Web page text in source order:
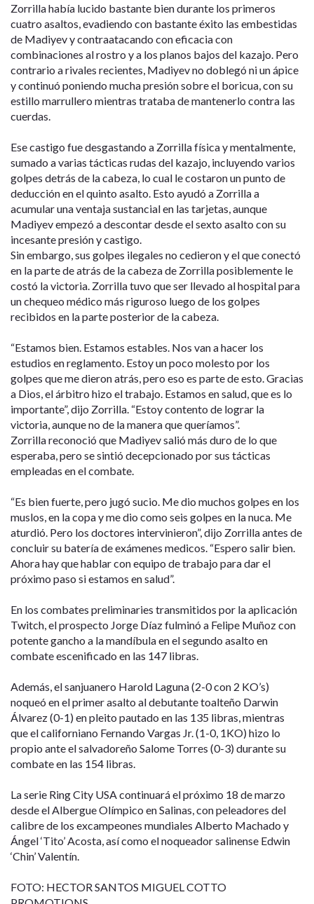
Zorrilla había lucido bastante bien durante los primeros
cuatro asaltos, evadiendo con bastante éxito las embestidas
de Madiyev y contraatacando con eficacia con
combinaciones al rostro y a los planos bajos del kazajo. Pero
contrario a rivales recientes, Madiyev no doblegó ni un ápice
y continuó poniendo mucha presión sobre el boricua, con su
estillo marrullero mientras trataba de mantenerlo contra las
cuerdas.
Ese castigo fue desgastando a Zorrilla física y mentalmente,
sumado a varias tácticas rudas del kazajo, incluyendo varios
golpes detrás de la cabeza, lo cual le costaron un punto de
deducción en el quinto asalto. Esto ayudó a Zorrilla a
acumular una ventaja sustancial en las tarjetas, aunque
Madiyev empezó a descontar desde el sexto asalto con su
incesante presión y castigo.
Sin embargo, sus golpes ilegales no cedieron y el que conectó
en la parte de atrás de la cabeza de Zorrilla posiblemente le
costó la victoria. Zorrilla tuvo que ser llevado al hospital para
un chequeo médico más riguroso luego de los golpes
recibidos en la parte posterior de la cabeza.
“Estamos bien. Estamos estables. Nos van a hacer los
estudios en reglamento. Estoy un poco molesto por los
golpes que me dieron atrás, pero eso es parte de esto. Gracias
a Dios, el árbitro hizo el trabajo. Estamos en salud, que es lo
importante”, dijo Zorrilla. “Estoy contento de lograr la
victoria, aunque no de la manera que queríamos”.
Zorrilla reconoció que Madiyev salió más duro de lo que
esperaba, pero se sintió decepcionado por sus tácticas
empleadas en el combate.
“Es bien fuerte, pero jugó sucio. Me dio muchos golpes en los
muslos, en la copa y me dio como seis golpes en la nuca. Me
aturdió. Pero los doctores intervinieron”, dijo Zorrilla antes de
concluir su batería de exámenes medicos. “Espero salir bien.
Ahora hay que hablar con equipo de trabajo para dar el
próximo paso si estamos en salud”.
En los combates preliminaries transmitidos por la aplicación
Twitch, el prospecto Jorge Díaz fulminó a Felipe Muñoz con
potente gancho a la mandíbula en el segundo asalto en
combate escenificado en las 147 libras.
Además, el sanjuanero Harold Laguna (2-0 con 2 KO’s)
noqueó en el primer asalto al debutante toalteño Darwin
Álvarez (0-1) en pleito pautado en las 135 libras, mientras
que el californiano Fernando Vargas Jr. (1-0, 1KO) hizo lo
propio ante el salvadoreño Salome Torres (0-3) durante su
combate en las 154 libras.
La serie Ring City USA continuará el próximo 18 de marzo
desde el Albergue Olímpico en Salinas, con peleadores del
calibre de los excampeones mundiales Alberto Machado y
Ángel ‘Tito’ Acosta, así como el noqueador salinense Edwin
‘Chin’ Valentín.
FOTO: HECTOR SANTOS MIGUEL COTTO